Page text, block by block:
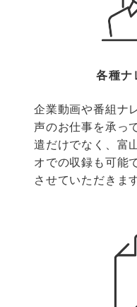
各種ナ
企業動画や番組ナ
声のお仕事を承っ
遣だけでなく、富
オでの収録も可能
させていただきます